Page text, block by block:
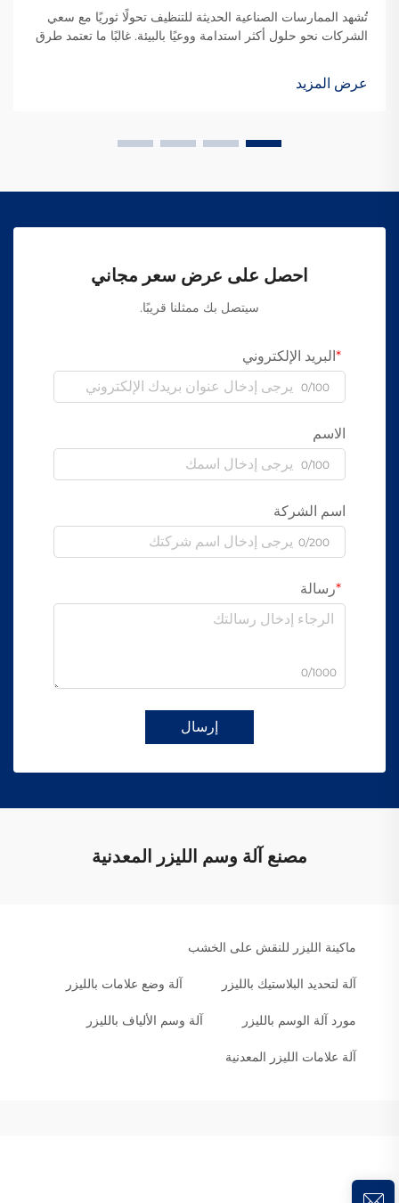
تُشهد الممارسات الصناعية الحديثة للتنظيف تحولًا ثوريًا مع سعي
الشركات نحو حلول أكثر استدامة ووعيًا بالبيئة. غالبًا ما تعتمد طرق
وعمليات...
عرض المزيد
احصل على عرض سعر مجاني
سيتصل بك ممثلنا قريبًا.
البريد الإلكتروني
0/100
الاسم
0/100
اسم الشركة
0/200
رسالة
0/1000
إرسال
مصنع آلة وسم الليزر المعدنية
ماكينة الليزر للنقش على الخشب
آلة لتحديد البلاستيك بالليزر آلة وضع علامات بالليزر
مورد آلة الوسم بالليزر آلة وسم الألياف بالليزر
آلة علامات الليزر المعدنية